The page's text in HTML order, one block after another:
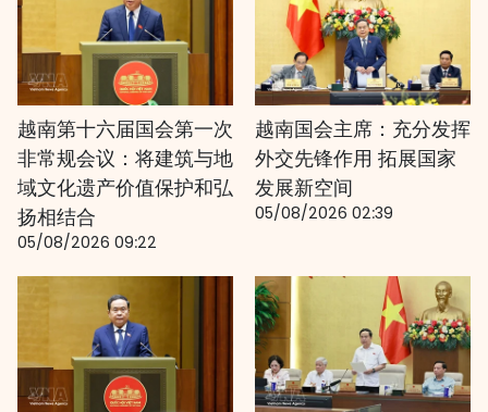
越南第十六届国会第一次
非常规会议：将建筑与地
域文化遗产价值保护和弘
扬相结合
05/08/2026 09:22
越南国会主席：充分发挥
外交先锋作用 拓展国家
发展新空间
05/08/2026 02:39